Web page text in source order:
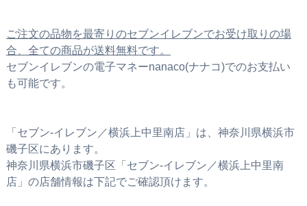
ご注文の品物を最寄りのセブンイレブンでお受け取りの場
合、全ての商品が送料無料です。
セブンイレブンの電子マネーnanaco(ナナコ)でのお支払い
も可能です。
「セブン‐イレブン／横浜上中里南店」は、神奈川県横浜市
磯子区にあります。
神奈川県横浜市磯子区「セブン‐イレブン／横浜上中里南
店」の店舗情報は下記でご確認頂けます。